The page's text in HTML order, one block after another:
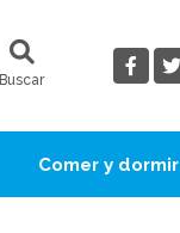
Buscar
Comer y dormir